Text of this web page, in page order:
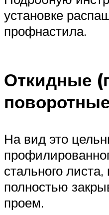
установке
профнастила.
Откидные
На вид это
стального листа,
полностью
проем.